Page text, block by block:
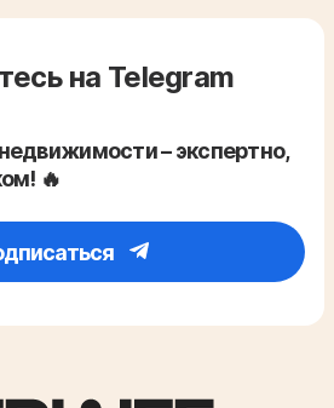
на Telegram
– экспертно,
🔥